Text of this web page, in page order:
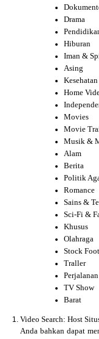
Drama
Hiburan
Iman &
Asing
Home
Movies
Movie
Musik &
Alam
Berita
Politik
Romance
Sains &
Sci-Fi &
Khusus
Olahraga
Stock
Traller
Perjalanan
TV Show
Barat
Video Search: Host
Anda bahkan dapat